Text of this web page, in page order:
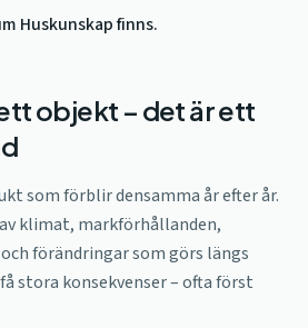
Huskunskap finns.
objekt – det är ett
som förblir densamma år efter år.
klimat, markförhållanden,
förändringar som görs längs
stora konsekvenser – ofta först